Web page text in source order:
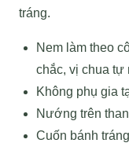
tráng.
Nem làm theo
chắc, vị chua tự
Không phụ gia
Nướng trên
Cuốn bánh